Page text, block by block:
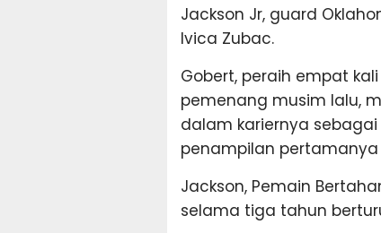
Jackson Jr, guard
Ivica Zubac.
Gobert, peraih empat
pemenang musim lalu,
dalam kariernya
penampilan
Jackson, Pemain
selama tiga tahun